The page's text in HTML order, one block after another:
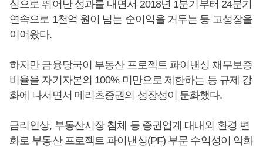
심으로 뛰어난 성과를 내면서 2018년 1분기부터 24분기
연속으로 1천억 원이 넘는 순이익을 거두는 등 고성장을
이어왔다.
하지만 금융당국이 부동산 프로젝트 파이낸싱 채무보증
비율을 자기자본의 100% 미만으로 제한하는 등 규제 강
화에 나서면서 메리츠증권의 성장성이 둔화했다.
금리인상, 부동산시장 침체 등 증권업계 대내외 환경 변
화로 부동산 프로젝트 파이낸싱(PF) 부문 수익성이 악화